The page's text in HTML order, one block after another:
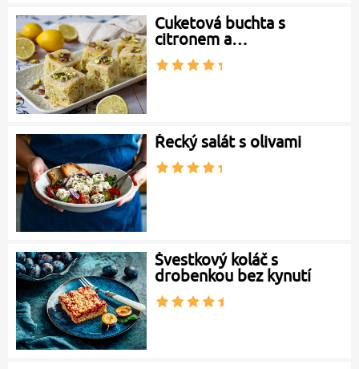
Cuketová buchta s
citronem a…
Řecký salát s olivami
Švestkový koláč s
drobenkou bez kynutí